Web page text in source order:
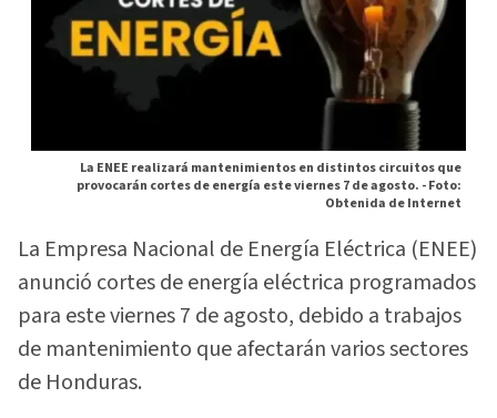
La ENEE realizará mantenimientos en distintos circuitos que
provocarán cortes de energía este viernes 7 de agosto. -Foto:
Obtenida de Internet
La Empresa Nacional de Energía Eléctrica (ENEE)
anunció cortes de energía eléctrica programados
para este viernes 7 de agosto, debido a trabajos
de mantenimiento que afectarán varios sectores
de Honduras.